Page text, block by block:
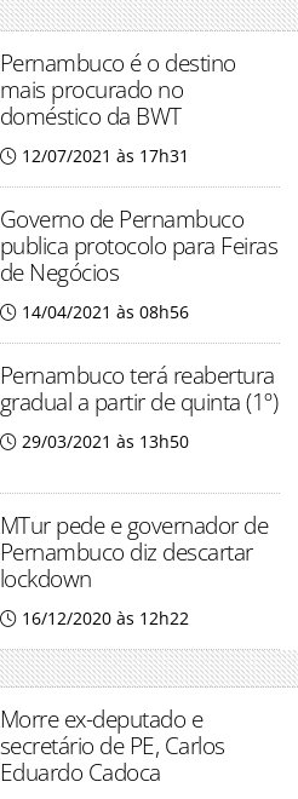
Pernambuco é o destino
mais procurado no
doméstico da BWT
12/07/2021 às 17h31
Governo de Pernambuco
publica protocolo para Feiras
de Negócios
14/04/2021 às 08h56
Pernambuco terá reabertura
gradual a partir de quinta (1º)
29/03/2021 às 13h50
MTur pede e governador de
Pernambuco diz descartar
lockdown
16/12/2020 às 12h22
Morre ex-deputado e
secretário de PE, Carlos
Eduardo Cadoca